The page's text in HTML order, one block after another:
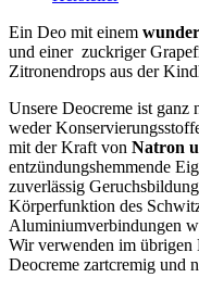
Ein Deo mit einem
und einer zuckriger
Zitronendrops aus der
Unsere Deocreme ist ganz
weder
mit der Kraft von Natron
entzündungshemmende
zuverlässig
Körperfunktion des
Aluminiumverbindungen
Wir verwenden im
Deocreme zartcremig und